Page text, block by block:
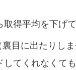
取得平均を下げ
裏目に出たりし
てくれなくて